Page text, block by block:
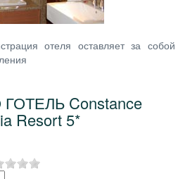
отеля оставляет за
Constance
Resort 5*